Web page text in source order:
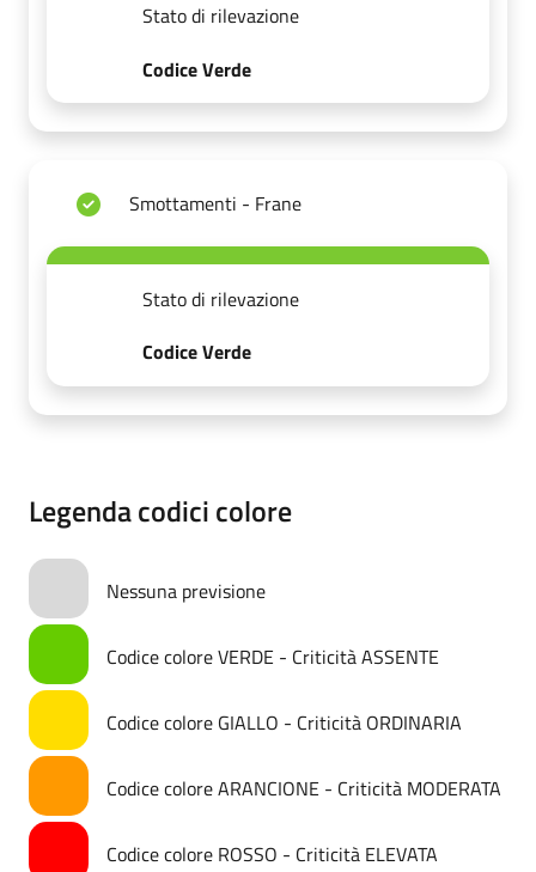
Stato di rilevazione
Codice Verde
Smottamenti - Frane
Stato di rilevazione
Codice Verde
Legenda codici colore
Nessuna previsione
Codice colore VERDE - Criticità ASSENTE
Codice colore GIALLO - Criticità ORDINARIA
Codice colore ARANCIONE - Criticità MODERATA
Codice colore ROSSO - Criticità ELEVATA